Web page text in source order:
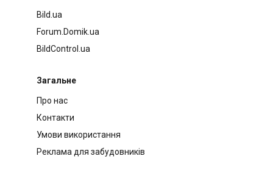
Bild.ua
Forum.Domik.ua
BildControl.ua
Загальне
Про нас
Контакти
Умови використання
Реклама для забудовників